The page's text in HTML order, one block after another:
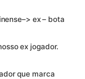
ex – bota
ex jogador.
que marca